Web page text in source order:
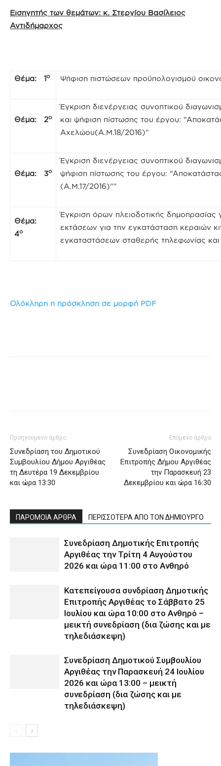
Εισηγητής των θεμάτων: κ. Στεργίου Βασίλειος
Αντιδήμαρχος
Θέμα: 1ο Ψήφιση πιστώσεων προϋπολογισμού
Θέμα: 2ο
Έγκριση διενέργειας συνοπτικού
και ψήφιση πίστωσης του έργου:
Αχελώου(Α.Μ.18/2016)”
Θέμα: 3ο
Έγκριση διενέργειας συνοπτικού
ψήφιση πίστωσης του έργου:
(Α.Μ.17/2016)””
Θέμα:
4ο
Έγκριση όρων πλειοδοτικής δημοπρασίας
εκτάσεων για την εγκατάσταση κεραιών
εγκαταστάσεων σταθερής τηλεφωνίας
Ολόκληρη η πρόσκληση σε μορφή PDF
Προηγούμενο άρθρο
Συνεδρίαση του Δημοτικού
Συμβουλίου Δήμου Αργιθέας
τη Δευτέρα 19 Δεκεμβρίου
και ώρα 13:30
Επόμενο άρθρο
Συνεδρίαση Οικονομικής
Επιτροπής Δήμου Αργιθέας
την Παρασκευή 23
Δεκεμβρίου και ώρα 16:30
ΠΑΡΟΜΟΙΑ ΑΡΘΡΑ ΠΕΡΙΣΣΟΤΕΡΑ ΑΠΟ ΤΟΝ ΔΗΜΙΟΥΡΓΟ
Συνεδρίαση Δημοτικής Επιτροπής
Αργιθέας την Τρίτη 4 Αυγούστου
2026 και ώρα 11:00 στο Ανθηρό
Κατεπείγουσα συνδρίαση Δημοτικής
Επιτροπής Αργιθέας το Σάββατο 25
Ιουλίου και ώρα 10:00 στο Ανθηρό –
μεικτή συνεδρίαση (δια ζώσης και με
τηλεδιάσκεψη)
Συνεδρίαση Δημοτικού Συμβουλίου
Αργιθέας την Παρασκευή 24 Ιουλίου
2026 και ώρα 13:00 – μεικτή
συνεδρίαση (δια ζώσης και με
τηλεδιάσκεψη)